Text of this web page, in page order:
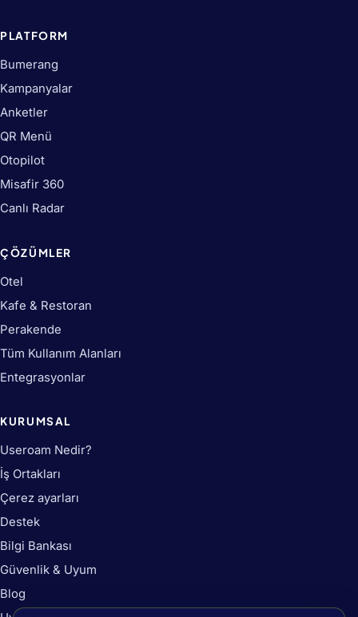
PLATFORM
Bumerang
Kampanyalar
Anketler
QR Menü
Otopilot
Misafir 360
Canlı Radar
ÇÖZÜMLER
Otel
Kafe & Restoran
Perakende
Tüm Kullanım Alanları
Entegrasyonlar
KURUMSAL
Useroam Nedir?
İş Ortakları
Çerez ayarları
Destek
Bilgi Bankası
Güvenlik & Uyum
Blog